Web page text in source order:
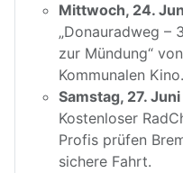
Mittwoch, 24.
„Donauradweg –
zur Mündung“
Kommunalen Kino.
Samstag, 27.
Kostenloser
Profis prüfen
sichere Fahrt.